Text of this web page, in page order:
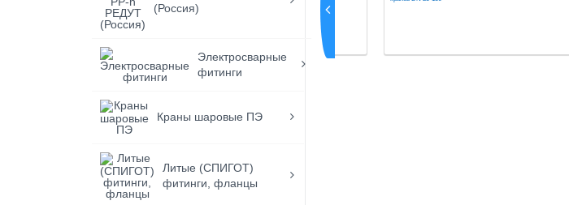
(Россия)
Электросварные
фитинги
Краны шаровые ПЭ
Литые (СПИГОТ)
фитинги, фланцы